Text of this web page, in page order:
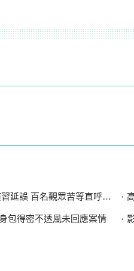
誤 百名觀眾苦等直呼可惜
包得密不透風未回應案情